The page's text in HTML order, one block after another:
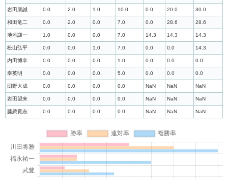
岩田康誠 0.0 2.0 1.0 10.0 0.0 20.0 30.0
和田竜二 0.0 2.0 0.0 7.0 0.0 28.6 28.6
池添謙一 1.0 0.0 0.0 7.0 14.3 14.3 14.3
松山弘平 0.0 0.0 1.0 7.0 0.0 0.0 14.3
内田博幸 0.0 0.0 0.0 1.0 0.0 0.0 0.0
幸英明 0.0 0.0 0.0 5.0 0.0 0.0 0.0
団野大成 0.0 0.0 0.0 0.0 NaN NaN NaN
岩田望来 0.0 0.0 0.0 0.0 NaN NaN NaN
藤懸貴志 0.0 0.0 0.0 0.0 NaN NaN NaN